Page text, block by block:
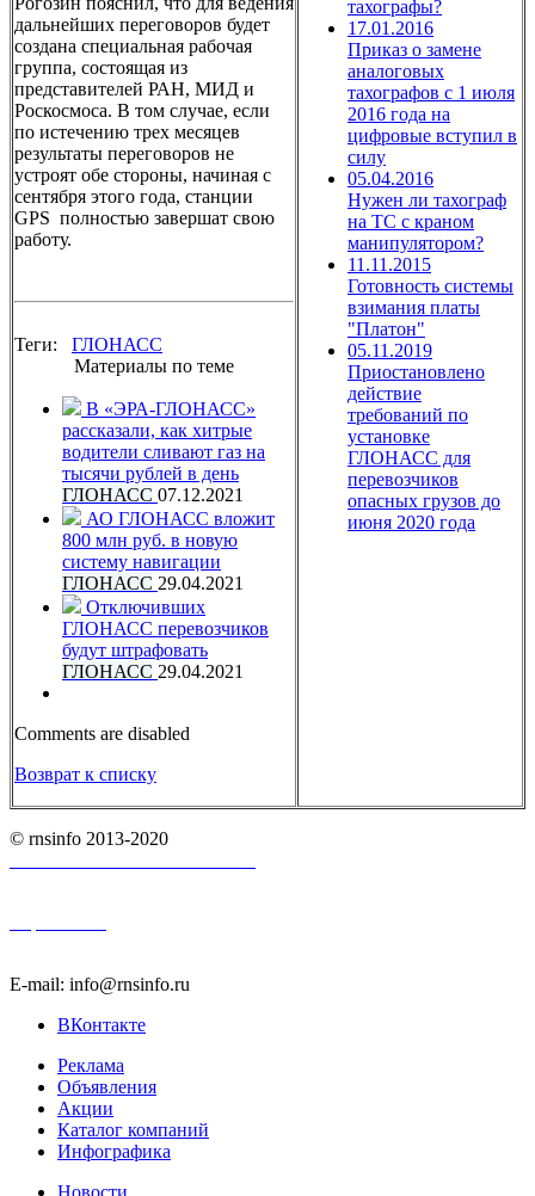
дальнейших переговоров будет
создана специальная рабочая
группа, состоящая из
представителей РАН, МИД и
Роскосмоса. В том случае, если
по истечению трех месяцев
результаты переговоров не
устроят обе стороны, начиная с
сентября этого года, станции
GPS полностью завершат свою
работу.
Теги: ГЛОНАСС
Материалы по теме
В «ЭРА-ГЛОНАСС»
рассказали, как хитрые
водители сливают газ на
тысячи рублей в день
ГЛОНАСС 07.12.2021
АО ГЛОНАСС вложит
800 млн руб. в новую
систему навигации
ГЛОНАСС 29.04.2021
Отключивших
ГЛОНАСС перевозчиков
будут штрафовать
ГЛОНАСС 29.04.2021
Comments are disabled
Возврат к списку
тахографы?
17.01.2016
Приказ о замене
аналоговых
тахографов с 1 июля
2016 года на
цифровые вступил в
силу
05.04.2016
Нужен ли тахограф
на ТС с краном
манипулятором?
11.11.2015
Готовность системы
взимания платы
"Платон"
05.11.2019
Приостановлено
действие
требований по
установке
ГЛОНАСС для
перевозчиков
опасных грузов до
июня 2020 года
© rnsinfo 2013-2020
E-mail: info@rnsinfo.ru
ВКонтакте
Реклама
Объявления
Акции
Каталог компаний
Инфографика
Новости